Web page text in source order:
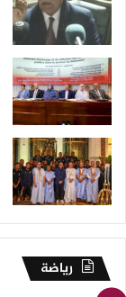
رياضة